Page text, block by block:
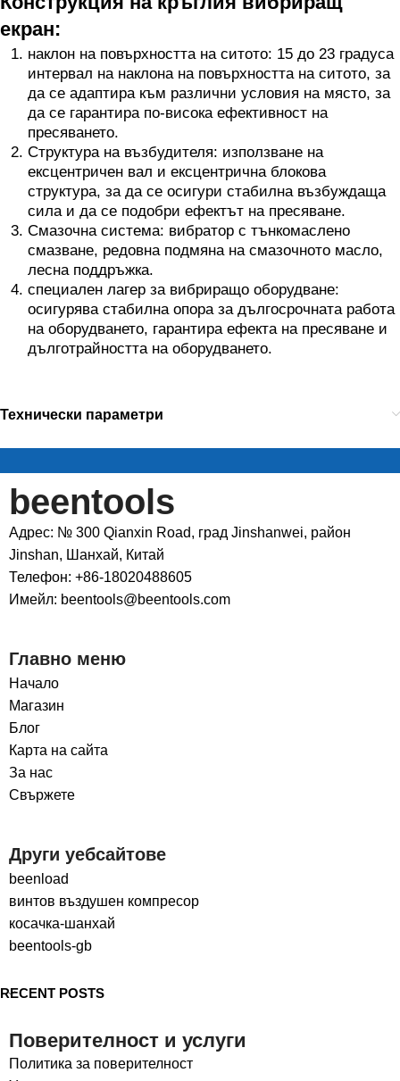
екран:
наклон на повърхността на ситото: 15 до 23 градуса
интервал на наклона на повърхността на ситото, за
да се адаптира към различни условия на място, за
да се гарантира по-висока ефективност на
пресяването.
Структура на възбудителя: използване на
ексцентричен вал и ексцентрична блокова
структура, за да се осигури стабилна възбуждаща
сила и да се подобри ефектът на пресяване.
Смазочна система: вибратор с тънкомаслено
смазване, редовна подмяна на смазочното масло,
лесна поддръжка.
специален лагер за вибриращо оборудване:
осигурява стабилна опора за дългосрочната работа
на оборудването, гарантира ефекта на пресяване и
дълготрайността на оборудването.
Технически параметри
beentools
Адрес: № 300 Qianxin Road, град Jinshanwei, район
Jinshan, Шанхай, Китай
Телефон: +86-18020488605
Имейл: beentools@beentools.com
Главно меню
Начало
Магазин
Блог
Карта на сайта
За нас
Свържете
Други уебсайтове
beenload
винтов въздушен компресор
косачка-шанхай
beentools-gb
RECENT POSTS
Поверителност и услуги
Политика за поверителност